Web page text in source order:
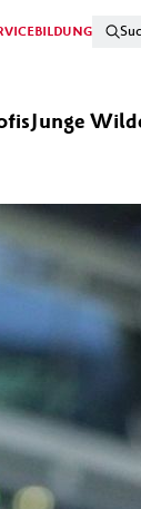
BILDUNG
Junge